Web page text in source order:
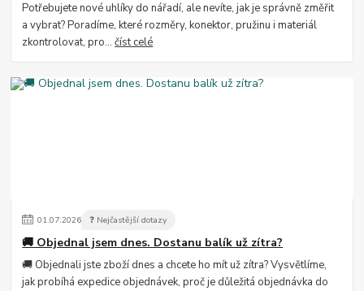
Potřebujete nové uhlíky do nářadí, ale nevíte, jak je správně změřit
a vybrat? Poradíme, které rozměry, konektor, pružinu i materiál
zkontrolovat, pro...číst celé
01.07.2026 ❓ Nejčastější dotazy
🚚 Objednal jsem dnes. Dostanu balík už zítra?
🚚 Objednali jste zboží dnes a chcete ho mít už zítra? Vysvětlíme,
jak probíhá expedice objednávek, proč je důležitá objednávka do